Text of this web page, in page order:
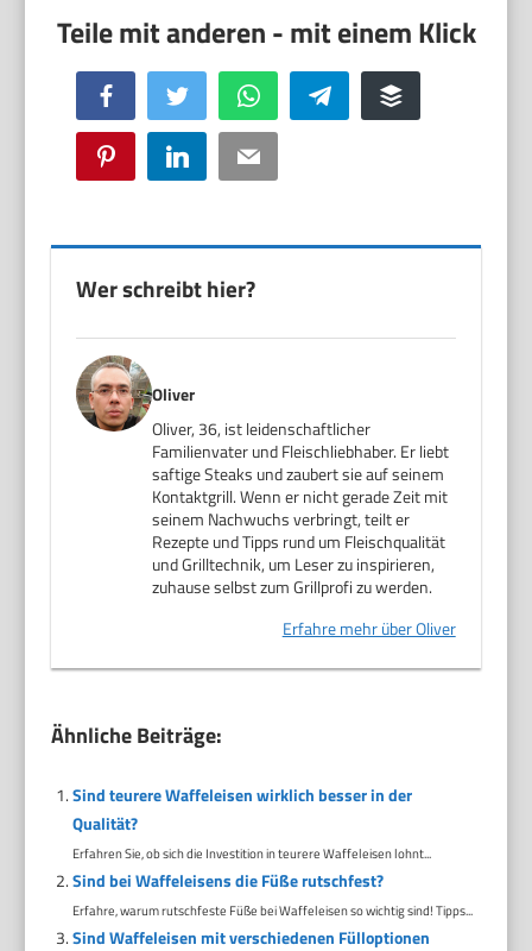
Facebook Twitter WhatsApp Telegram Buffer
Pinterest LinkedIn Email
Wer schreibt hier?
Oliver
Oliver, 36, ist leidenschaftlicher
Familienvater und Fleischliebhaber. Er liebt
saftige Steaks und zaubert sie auf seinem
Kontaktgrill. Wenn er nicht gerade Zeit mit
seinem Nachwuchs verbringt, teilt er
Rezepte und Tipps rund um Fleischqualität
und Grilltechnik, um Leser zu inspirieren,
zuhause selbst zum Grillprofi zu werden.
Erfahre mehr über Oliver
Ähnliche Beiträge:
Sind teurere Waffeleisen wirklich besser in der
Qualität?
Erfahren Sie, ob sich die Investition in teurere Waffeleisen lohnt...
Sind bei Waffeleisens die Füße rutschfest?
Erfahre, warum rutschfeste Füße bei Waffeleisen so wichtig sind! Tipps...
Sind Waffeleisen mit verschiedenen Fülloptionen